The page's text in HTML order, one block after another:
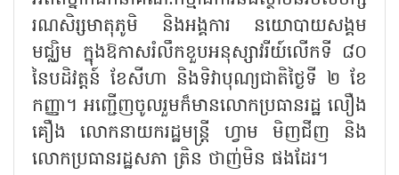
រណសិរ្សមាតុភូមិ និងអង្គការ នយោបាយសង្គម
មជ្ឈិម ក្នុងឱកាសរំលឹកខួបអនុស្សាវរីយ៍លើកទី ៨០
នៃបដិវត្តន៍ ខែសីហា និងទិវាបុណ្យជាតិថ្ងៃទី ២ ខែ
កញ្ញា។ អញ្ជើញចូលរួមក៏មានលោកប្រធានរដ្ឋ លឿង
គឿង លោកនាយករដ្ឋមន្ត្រី ហ្វាម មិញជីញ និង
លោកប្រធានរដ្ឋសភា ត្រិន ថាញ់មិន ផងដែរ។